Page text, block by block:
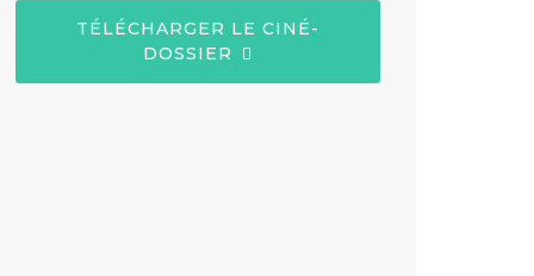
TÉLÉCHARGER LE CINÉ-
DOSSIER